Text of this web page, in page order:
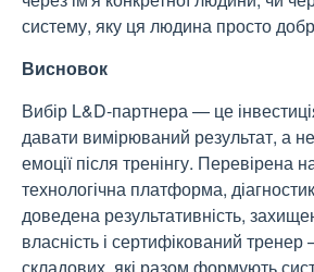
систему, яку ця людина просто
Висновок
Вибір L&D-партнера — це
давати вимірюваний результат, а
емоції після тренінгу. Перевірена
технологічна платформа,
доведена результативність,
власність і сертифікований